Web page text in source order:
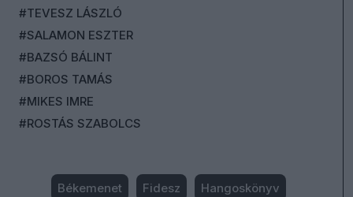
#TEVESZ LÁSZLÓ
#SALAMON ESZTER
#BAZSÓ BÁLINT
#BOROS TAMÁS
#MIKES IMRE
#ROSTÁS SZABOLCS
Békemenet Fidesz Hangoskönyv